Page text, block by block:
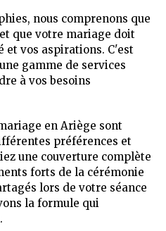
nous comprenons que
que votre mariage doit
vos aspirations. C'est
gamme de services
à vos besoins
en Ariège sont
préférences et
une couverture complète
forts de la cérémonie
lors de votre séance
la formule qui